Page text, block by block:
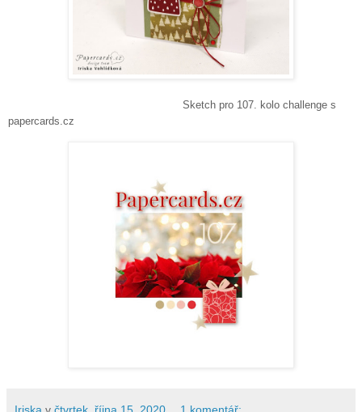
Sketch pro 107. kolo challenge s
papercards.cz